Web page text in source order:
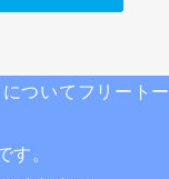
ついてフリートー
。